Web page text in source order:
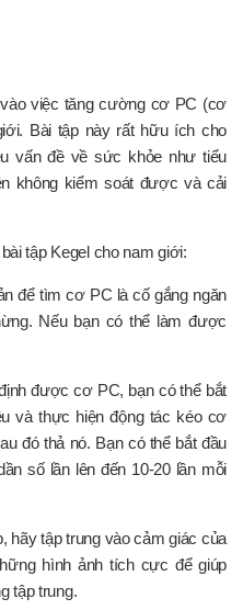
vào việc tăng cường cơ PC (cơ
Bài tập này rất hữu ích cho
vấn đề về sức khỏe như tiểu
không kiểm soát được và cải
tập Kegel cho nam giới:
để tìm cơ PC là cố gắng ngăn
Nếu bạn có thể làm được
được cơ PC, bạn có thể bắt
và thực hiện động tác kéo cơ
đó thả nó. Bạn có thể bắt đầu
số lần lên đến 10-20 lần mỗi
hãy tập trung vào cảm giác của
hình ảnh tích cực để giúp
tập trung.